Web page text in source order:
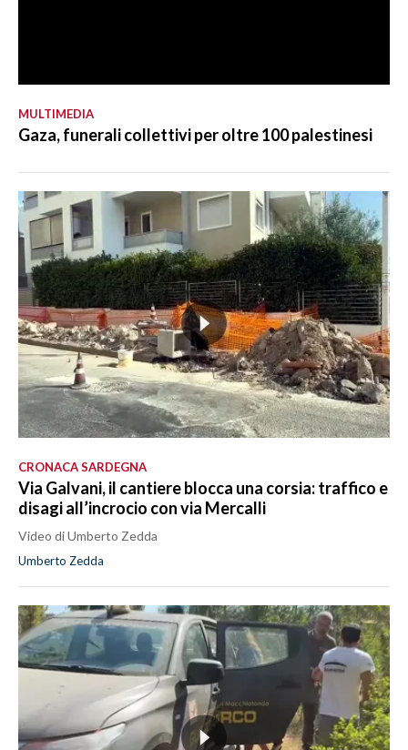
MULTIMEDIA
Gaza, funerali collettivi per oltre 100 palestinesi
CRONACA SARDEGNA
Via Galvani, il cantiere blocca una corsia: traffico e
disagi all’incrocio con via Mercalli
Video di Umberto Zedda
Umberto Zedda